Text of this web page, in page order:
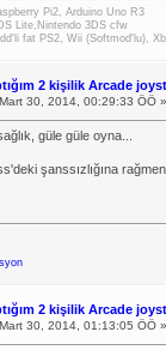
Pi2, Arduino Uno R3
Lite,Nintendo 3DS cfw
fat PS2, Wii (Softmod'lu),
2 kişilik Arcade
30, 2014, 00:29:33 ÖÖ »
güle güle oyna...
şanssızlığına
2 kişilik Arcade
30, 2014, 01:13:05 ÖÖ »